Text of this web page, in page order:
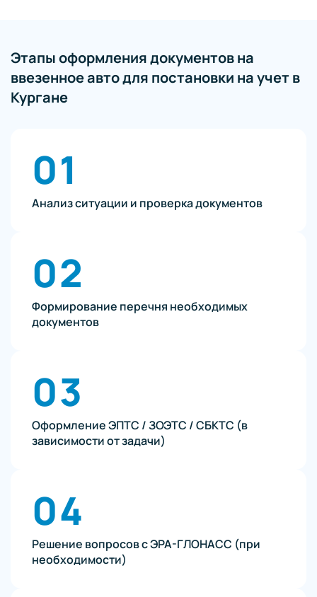
Этапы оформления документов на
ввезенное авто для постановки на учет в
Кургане
01
Анализ ситуации и проверка документов
02
Формирование перечня необходимых
документов
03
Оформление ЭПТС / ЗОЭТС / СБКТС (в
зависимости от задачи)
04
Решение вопросов с ЭРА-ГЛОНАСС (при
необходимости)